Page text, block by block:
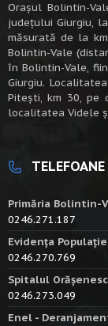
Oraşul Bolintin-
judeţului Giurgiu,
măsurată de la
Bolintin-Vale
în Bolintin-Vale,
Giurgiu.
Piteşti, km 30, pe
localitatea Videle
Primăria Bolintin-
0246.271.187
Evidența
0246.270.769
Spitalul
0246.273.049
Enel -